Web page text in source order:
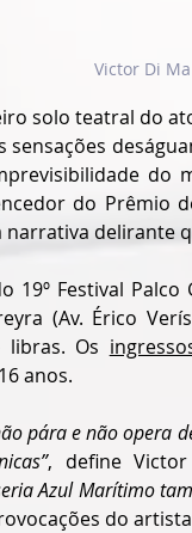
Victor Di
solo teatral do
sensações
do
do Prêmio
narrativa delirante
19º Festival
(Av. Érico
Os
anos.
pára e não opera
, define
Azul Marítimo
do